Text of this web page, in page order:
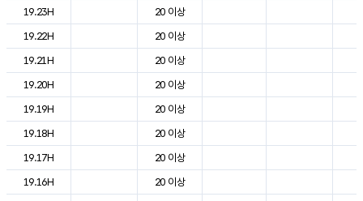
19.23H
20 이상
19.22H
20 이상
19.21H
20 이상
19.20H
20 이상
19.19H
20 이상
19.18H
20 이상
19.17H
20 이상
19.16H
20 이상